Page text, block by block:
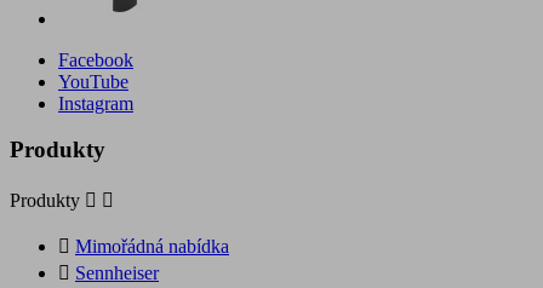
Facebook
YouTube
Instagram
Produkty
Produkty  
 Mimořádná nabídka
 Sennheiser